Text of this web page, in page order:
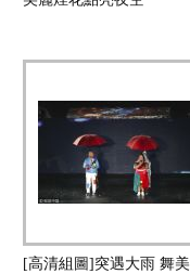
[高清組圖]突遇大雨 舞美